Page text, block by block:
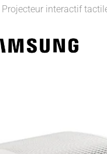
Projecteur interactif